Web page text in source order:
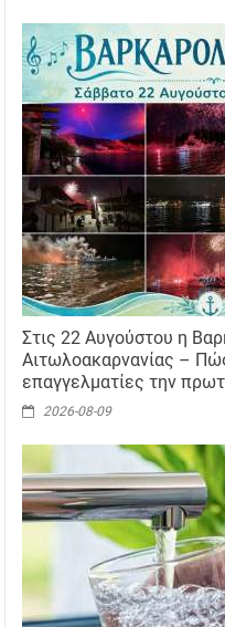
Στις 22 Αυγούστου η
Αιτωλοακαρνανίας –
επαγγελματίες την
2026-08-09